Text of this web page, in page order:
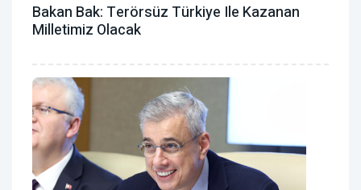
Bakan Bak: Terörsüz Türkiye Ile Kazanan
Milletimiz Olacak